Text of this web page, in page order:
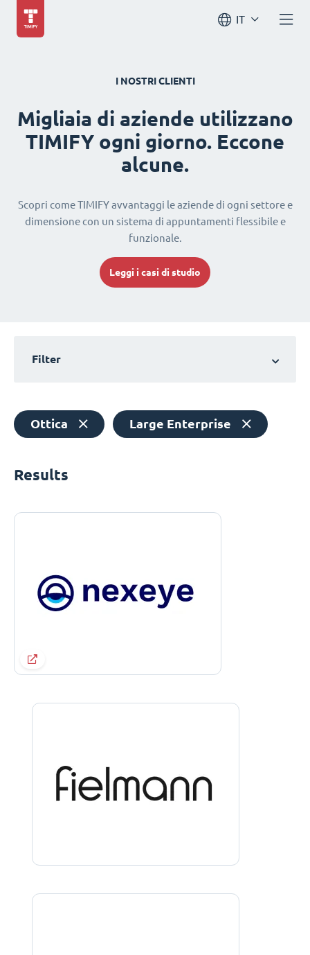
IT
I NOSTRI CLIENTI
Migliaia di aziende utilizzano
TIMIFY ogni giorno. Eccone
alcune.
Scopri come TIMIFY avvantaggi le aziende di ogni settore e
dimensione con un sistema di appuntamenti flessibile e
funzionale.
Leggi i casi di studio
Filter
Ottica Large Enterprise
Results